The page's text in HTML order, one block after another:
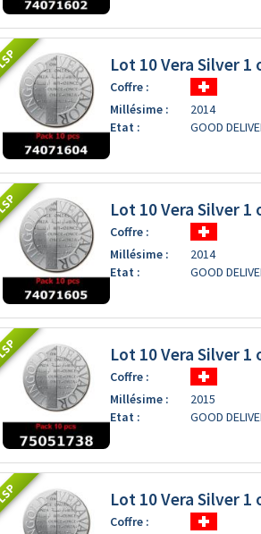
Lot 10 Vera Silver 1
Coffre :
Millésime :
2014
Etat :
GOOD
Lot 10 Vera Silver 1
Coffre :
Millésime :
2014
Etat :
GOOD
Lot 10 Vera Silver 1
Coffre :
Millésime :
2015
Etat :
GOOD
Lot 10 Vera Silver 1
Coffre :